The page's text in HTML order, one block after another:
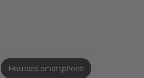
Housses smartphone